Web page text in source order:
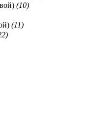
(10)
(11)
)